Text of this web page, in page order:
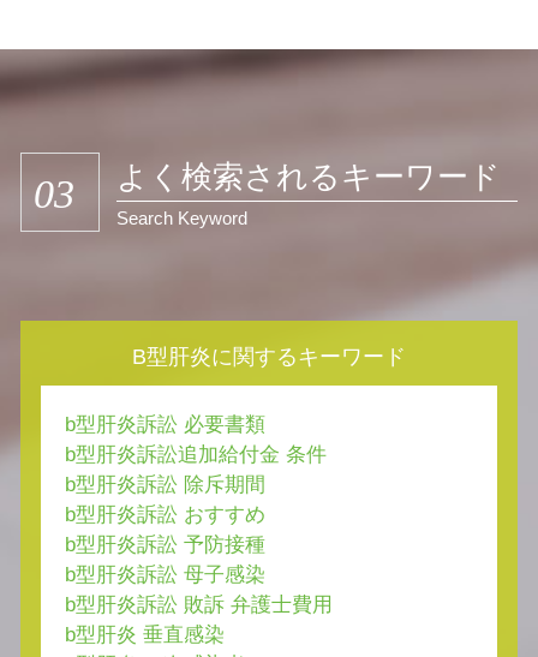
03 よく検索されるキーワード
Search Keyword
B型肝炎に関するキーワード
b型肝炎訴訟 必要書類
b型肝炎訴訟追加給付金 条件
b型肝炎訴訟 除斥期間
b型肝炎訴訟 おすすめ
b型肝炎訴訟 予防接種
b型肝炎訴訟 母子感染
b型肝炎訴訟 敗訴 弁護士費用
b型肝炎 垂直感染